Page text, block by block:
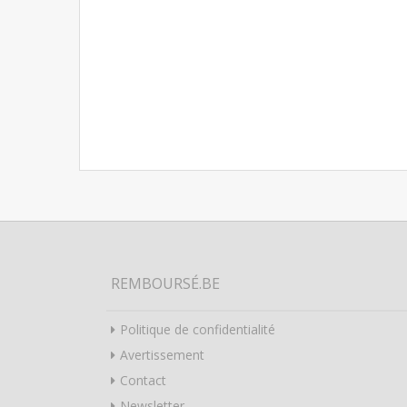
REMBOURSÉ.BE
Politique de confidentialité
Avertissement
Contact